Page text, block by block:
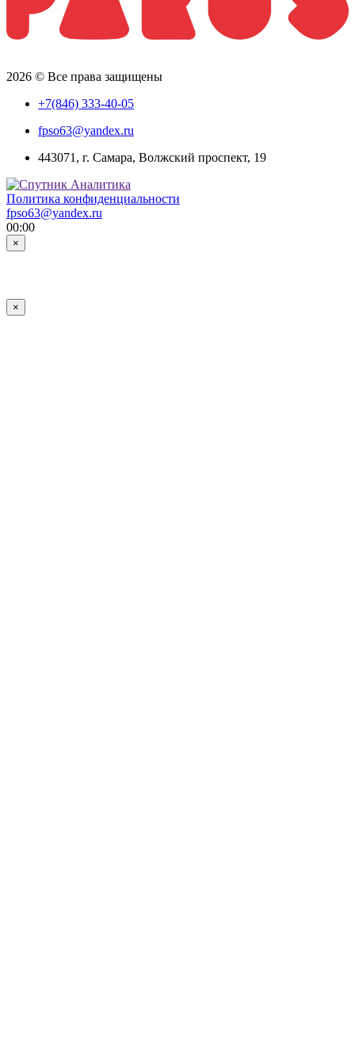
2026 © Все права защищены
+7(846) 333-40-05
fpso63@yandex.ru
443071, г. Самара, Волжский проспект, 19
Политика конфиденциальности
fpso63@yandex.ru
00:00
×
×